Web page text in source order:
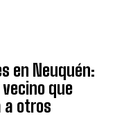
en Neuquén:
que
a otros